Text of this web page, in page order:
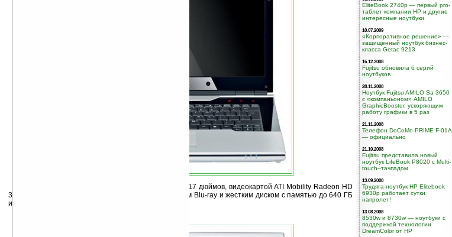
Ноутбук Amilo Xa 3530 оснащен дисплеем на 17 дюймов, видеокартой ATI Mobility Radeon HD
3650, встроенным ТВ-тюнером, оптическим приводом Blu-ray и жестким диском с памятью до 640 ГБ
и скоростью вращения 10800 rpm.
EliteBook 2740p — первый pro-
таблет компании HP и другие
интересные ноутбуки
10.07.2009
«Корпоративное решение» —
защищенный ноутбук бизнес-
класса Getac 9213
16.12.2008
Fujitsu обновила 6 серий
ноутбуков
28.11.2008
Ноутбук Fujitsu AMILO Sa 3650
с «компаньоном» AMILO
GraphicBooster, ускоряющим
работу графики в 5 раз
21.11.2008
Телефон DoCoMo PRIME F-01A
— официально
21.10.2008
Fujitsu представила новый
ноутбук LifeBook P8020 с Multi-
touch–тачпадом
13.09.2008
Трудяга-ноутбук HP Elitebook
6930p работает сутки
напролет!
13.08.2008
8530w и 8730w — ноутбуки с
поддержкой технологии
DreamColor от НР